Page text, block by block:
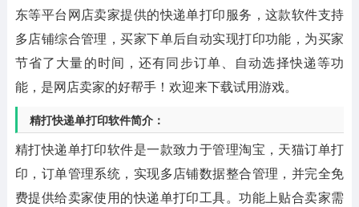
东等平台网店卖家提供的快递单打印服务，这款软件支持
多店铺综合管理，买家下单后自动实现打印功能，为买家
节省了大量的时间，还有同步订单、自动选择快递等功
能，是网店卖家的好帮手！欢迎来下载试用游戏。
精打快递单打印软件简介：
精打快递单打印软件是一款致力于管理淘宝，天猫订单打
印，订单管理系统，实现多店铺数据整合管理，并完全免
费提供给卖家使用的快递单打印工具。功能上贴合卖家需